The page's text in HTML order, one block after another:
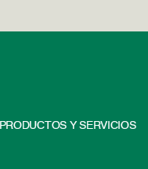
PRODUCTOS Y SERVICIOS